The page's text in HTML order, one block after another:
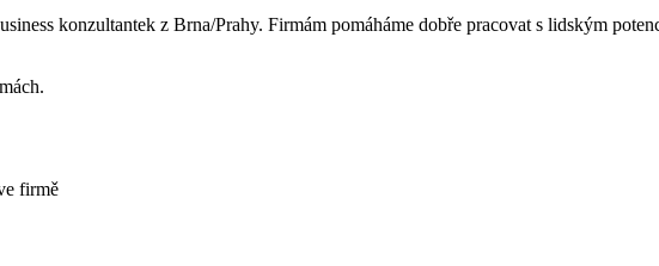
konzultantek z Brna/Prahy. Firmám pomáháme dobře pracovat s lidským
firmě